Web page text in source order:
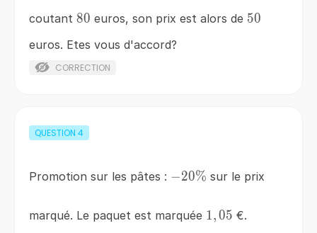
coutant 80
80 euros, son prix est alors de 50
50
euros. Etes vous d'accord?
CORRECTION
QUESTION 4
Promotion sur les pâtes : -20\%
−20% sur le prix
marqué. Le paquet est marquée 1,05
1,05 €.